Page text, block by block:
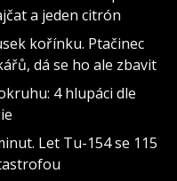
a jeden citrón
kořínku. Ptačinec
dá se ho ale zbavit
4 hlupáci dle
Let Tu-154 se 115